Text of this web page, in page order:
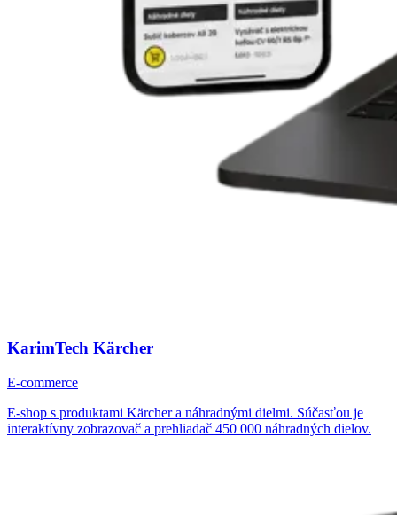
KarimTech Kärcher
E-commerce
E-shop s produktami Kärcher a náhradnými dielmi. Súčasťou je
interaktívny zobrazovač a prehliadač 450 000 náhradných dielov.